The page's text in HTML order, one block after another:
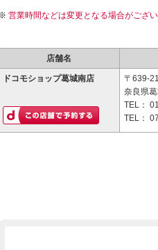
営業時間などは変更となる場合がござ
店舗名
ドコモショップ葛城南店
〒639-
奈良県
TEL：
TEL：